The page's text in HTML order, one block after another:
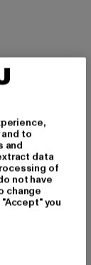
to
and
data
of
not have
change
you